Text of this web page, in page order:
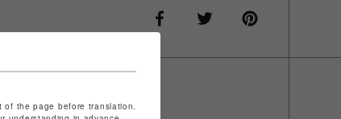
of the page before translation.